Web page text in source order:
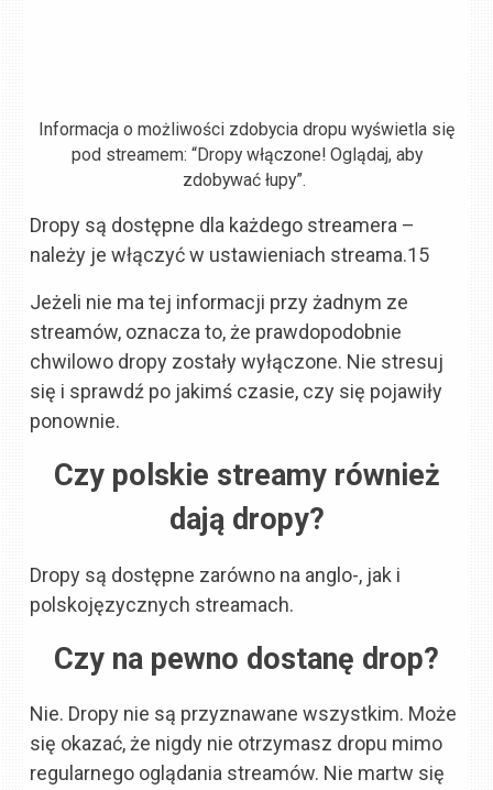
Informacja o możliwości zdobycia dropu wyświetla się
pod streamem: “Dropy włączone! Oglądaj, aby
zdobywać łupy”.
Dropy są dostępne dla każdego streamera –
należy je włączyć w ustawieniach streama.15
Jeżeli nie ma tej informacji przy żadnym ze
streamów, oznacza to, że prawdopodobnie
chwilowo dropy zostały wyłączone. Nie stresuj
się i sprawdź po jakimś czasie, czy się pojawiły
ponownie.
Czy polskie streamy również
dają dropy?
Dropy są dostępne zarówno na anglo-, jak i
polskojęzycznych streamach.
Czy na pewno dostanę drop?
Nie. Dropy nie są przyznawane wszystkim. Może
się okazać, że nigdy nie otrzymasz dropu mimo
regularnego oglądania streamów. Nie martw się